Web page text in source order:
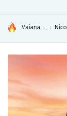
HOY SE HABLA DE
Vaiana